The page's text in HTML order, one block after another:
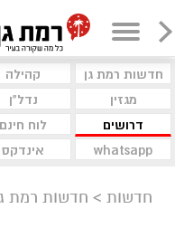
חדשות רמת גן קהילה
מגזין
נדל"ן
דרושים
לוח חינם
whatsapp
אינדקס
חדשות > חדשות רמת